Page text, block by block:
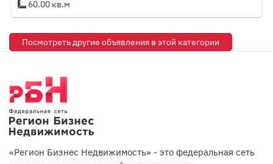
60.00 кв.м
Посмотреть другие объявления в этой категории
«Регион Бизнес Недвижимость» - это федеральная сеть